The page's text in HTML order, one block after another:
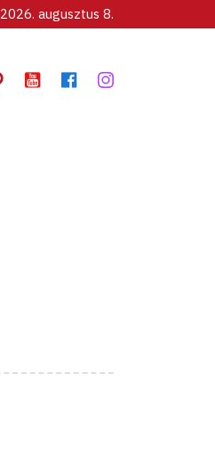
2026. augusztus 8.